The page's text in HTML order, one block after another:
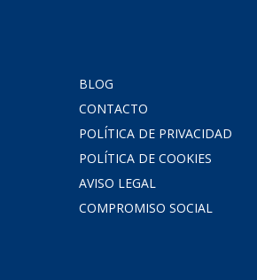
BLOG
CONTACTO
POLÍTICA DE PRIVACIDAD
POLÍTICA DE COOKIES
AVISO LEGAL
COMPROMISO SOCIAL